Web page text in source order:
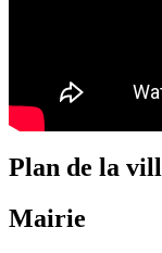
Plan de la
Mairie